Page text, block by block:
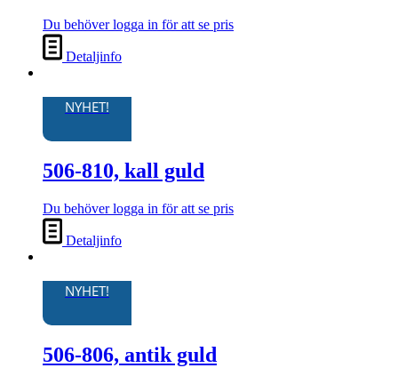
Du behöver logga in för att se pris
Detaljinfo
NYHET!
506-810, kall guld
Du behöver logga in för att se pris
Detaljinfo
NYHET!
506-806, antik guld